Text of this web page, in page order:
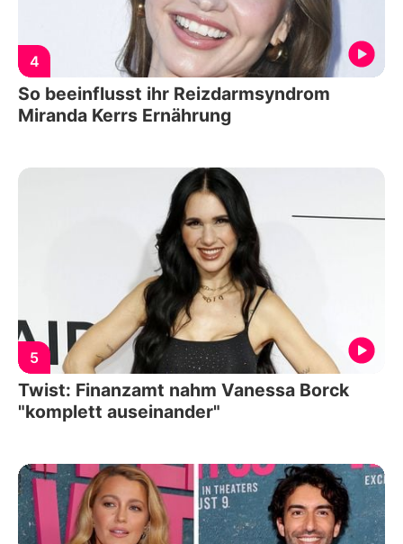
4
So beeinflusst ihr Reizdarmsyndrom
Miranda Kerrs Ernährung
5
Twist: Finanzamt nahm Vanessa Borck
"komplett auseinander"